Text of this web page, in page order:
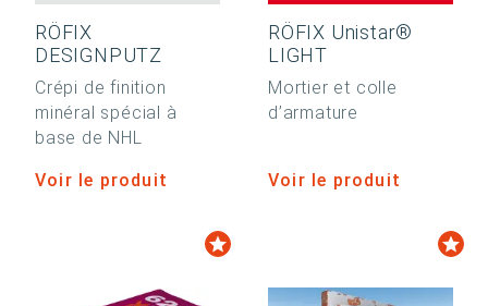
RÖFIX
DESIGNPUTZ
Crépi de finition
minéral spécial à
base de NHL
Voir le produit
RÖFIX Unistar®
LIGHT
Mortier et colle
d’armature
Voir le produit